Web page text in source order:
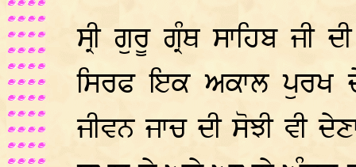
ਸ੍ਰੀ ਗੁਰੂ ਗ੍ਰੰਥ ਸਾਹਿਬ ਜੀ
ਸਿਰਫ ਇਕ ਅਕਾਲ ਪੁਰਖ
ਜੀਵਨ ਜਾਚ ਦੀ ਸੋਝੀ ਵੀ